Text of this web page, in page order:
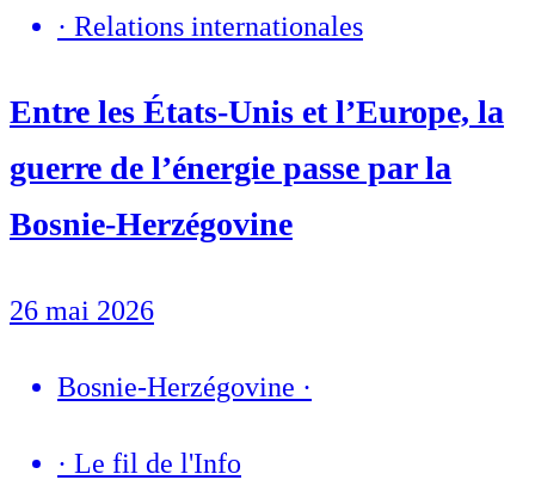
· Relations internationales
Entre les États-Unis et l’Europe, la
guerre de l’énergie passe par la
Bosnie-Herzégovine
26 mai 2026
Bosnie-Herzégovine ·
· Le fil de l'Info